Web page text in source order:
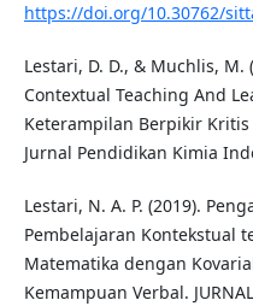
https://doi.org/10.30762/
Lestari, D. D., & Muchlis, M.
Contextual Teaching And
Keterampilan Berpikir Kritis
Jurnal Pendidikan Kimia
Lestari, N. A. P. (2019).
Pembelajaran Kontekstual
Matematika dengan
Kemampuan Verbal.